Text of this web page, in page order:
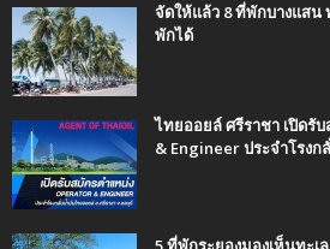
จัดให้แล้ว 8 ที่พักบางแสน
พักได้
ไทยออยล์ ศรีราชา เปิดรั
& Engineer ประจำโรง